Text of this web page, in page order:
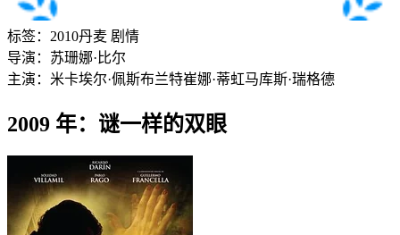
标签： 2010丹麦 剧情
导演： 苏珊娜·比尔
主演： 米卡埃尔·佩斯布兰特崔娜·蒂虹马库斯·瑞格德
2009 年：谜一样的双眼